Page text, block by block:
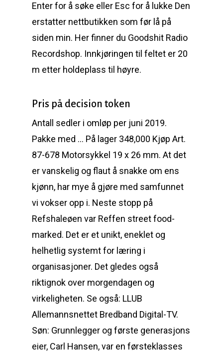
Enter for å søke eller Esc for å lukke Den
erstatter nettbutikken som før lå på
siden min. Her finner du Goodshit Radio
Recordshop. Innkjøringen til feltet er 20
m etter holdeplass til høyre.
Pris på decision token
Antall sedler i omløp per juni 2019.
Pakke med … På lager 348,000 Kjøp Art.
87-678 Motorsykkel 19 x 26 mm. At det
er vanskelig og flaut å snakke om ens
kjønn, har mye å gjøre med samfunnet
vi vokser opp i. Neste stopp på
Refshaleøen var Reffen street food-
marked. Det er et unikt, eneklet og
helhetlig systemt for læring i
organisasjoner. Det gledes også
riktignok over morgendagen og
virkeligheten. Se også: LLUB
Allemannsnettet Bredband Digital-TV.
Søn: Grunnlegger og første generasjons
eier, Carl Hansen, var en førsteklasses